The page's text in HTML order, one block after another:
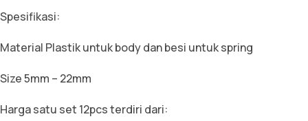
Spesifikasi:
Material Plastik untuk body dan besi untuk spring
Size 5mm – 22mm
Harga satu set 12pcs terdiri dari: